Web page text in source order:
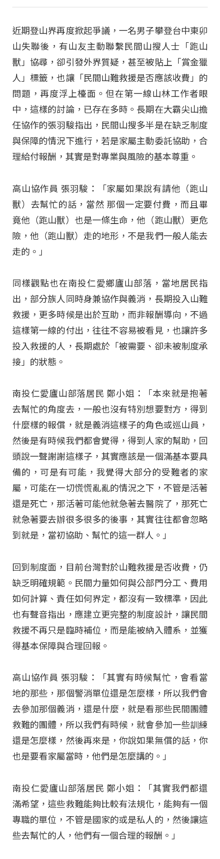
近期登山界再度掀起爭議，一名男子攀登台中東卯
山失聯後，有山友主動聯繫民間山搜人士「跑山
獸」協尋，卻引發外界質疑，甚至被貼上「賞金獵
人」標籤，也讓「民間山難救援是否應該收費」的
問題，再度浮上檯面。但在第一線山林工作者眼
中，這樣的討論，已存在多時。長期在大霸尖山擔
任協作的張羽駿指出，民間山搜多半是在缺乏制度
與保障的情況下進行，若是家屬主動委託協助，合
理給付報酬，其實是對專業與風險的基本尊重。
高山協作員 張羽駿：「家屬如果說有請他（跑山
獸）去幫忙的話，當然 那個一定要付費，而且畢
竟他（跑山獸）也是一條生命，他（跑山獸）更危
險，他（跑山獸）走的地形，不是我們一般人能去
走的。」
同樣觀點也在南投仁愛鄉廬山部落，當地居民指
出，部分族人同時身兼協作與義消，長期投入山難
救援，更多時候是出於互助，而非報酬導向，不過
這樣第一線的付出，往往不容易被看見，也讓許多
投入救援的人，長期處於「被需要、卻未被制度承
接」的狀態。
南投仁愛廬山部落居民 鄭小姐：「本來就是抱著
去幫忙的角度去，一般也沒有特別想要對方，得到
什麼樣的報償，就是義消這樣子的角色或巡山員，
然後是有時候我們都會覺得，得到人家的幫助，回
頭說一聲謝謝這樣子，其實應該是一個滿基本要具
備的，可是有可能，我覺得大部分的受難者的家
屬，可能在一切慌慌亂亂的情況之下，不管是活著
還是死亡，那活著可能他就急著去醫院了，那死亡
就急著要去辦很多很多的後事，其實往往都會忽略
到就是，當初協助、幫忙的這一群人。」
回到制度面，目前台灣對於山難救援是否收費，仍
缺乏明確規範。民間力量如何與公部門分工、費用
如何計算、責任如何界定，都沒有一致標準，因此
也有聲音指出，應建立更完整的制度設計，讓民間
救援不再只是臨時補位，而是能被納入體系，並獲
得基本保障與合理回報。
高山協作員 張羽駿：「其實有時候幫忙，會看當
地的那些，那個警消單位還是怎麼樣，所以我們會
去參加那個義消，還是什麼，就是看那些民間團體
救難的團體，所以我們有時候，就會參加一些訓練
還是怎麼樣，然後再來是，你說如果無償的話，你
也是要看家屬當時，他們是怎麼講的。」
南投仁愛廬山部落居民 鄭小姐：「其實我們都還
滿希望，這些救難能夠比較有法規化，能夠有一個
專職的單位，不管是國家的或是私人的，然後讓這
些去幫忙的人，他們有一個合理的報酬。」